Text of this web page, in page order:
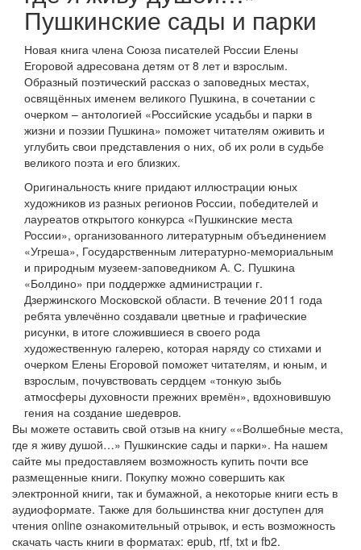
Пушкинские сады и парки
Новая книга члена Союза писателей России Елены
Егоровой адресована детям от 8 лет и взрослым.
Образный поэтический рассказ о заповедных местах,
освящённых именем великого Пушкина, в сочетании с
очерком – антологией «Российские усадьбы и парки в
жизни и поэзии Пушкина» поможет читателям оживить и
углубить свои представления о них, об их роли в судьбе
великого поэта и его близких.
Оригинальность книге придают иллюстрации юных
художников из разных регионов России, победителей и
лауреатов открытого конкурса «Пушкинские места
России», организованного литературным объединением
«Угреша», Государственным литературно-мемориальным
и природным музеем-заповедником А. С. Пушкина
«Болдино» при поддержке администрации г.
Дзержинского Московской области. В течение 2011 года
ребята увлечённо создавали цветные и графические
рисунки, в итоге сложившиеся в своего рода
художественную галерею, которая наряду со стихами и
очерком Елены Егоровой поможет читателям, и юным, и
взрослым, почувствовать сердцем «тонкую зыбь
атмосферы духовности прежних времён», вдохновившую
гения на создание шедевров.
Вы можете оставить свой отзыв на книгу ««Волшебные места,
где я живу душой…» Пушкинские сады и парки». На нашем
сайте мы предоставляем возможность купить почти все
размещенные книги. Покупку можно совершить как
электронной книги, так и бумажной, а некоторые книги есть в
аудиоформате. Также для большинства книг доступен для
чтения online ознакомительный отрывок, и есть возможность
скачать часть книги в форматах: epub, rtf, txt и fb2.